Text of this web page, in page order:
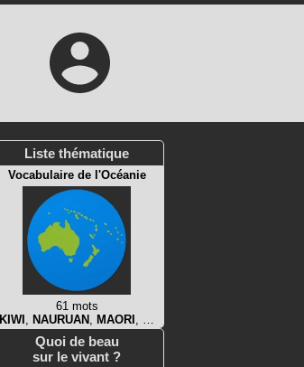
Liste thématique
Vocabulaire de l'Océanie
61 mots
KIWI , NAURUAN , MAORI , …
Quoi de beau
sur le vivant ?